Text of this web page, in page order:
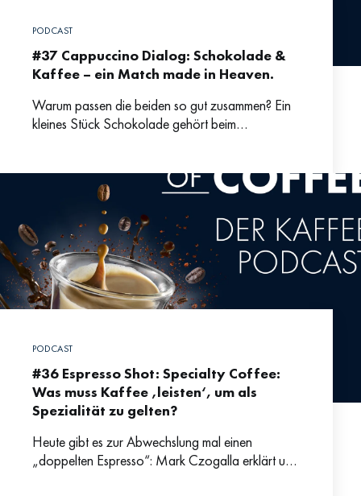
PODCAST
#37 Cappuccino Dialog: Schokolade &
Kaffee – ein Match made in Heaven.
Warum passen die beiden so gut zusammen? Ein
kleines Stück Schokolade gehört beim
PODCAST
#36 Espresso Shot: Specialty Coffee:
Was muss Kaffee ‚leisten‘, um als
Spezialität zu gelten?
Heute gibt es zur Abwechslung mal einen
„doppelten Espresso“: Mark Czogalla erklärt uns,